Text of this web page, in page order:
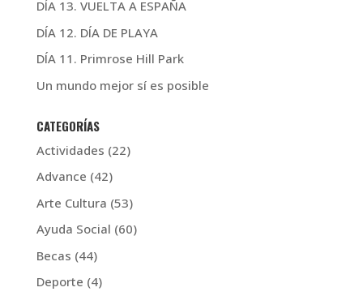
DÍA 13. VUELTA A ESPAÑA
DÍA 12. DÍA DE PLAYA
DÍA 11. Primrose Hill Park
Un mundo mejor sí es posible
CATEGORÍAS
Actividades (22)
Advance (42)
Arte Cultura (53)
Ayuda Social (60)
Becas (44)
Deporte (4)